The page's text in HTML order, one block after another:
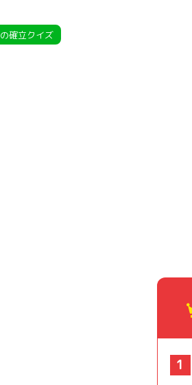
自然・生物
確立クイズ
1